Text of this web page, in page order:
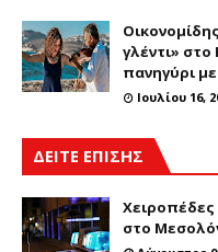
γλέντι» στο
πανηγύρι
Ιουλίου 16,
ΔΕΙΤΕ ΕΠΙΣΗΣ
στο